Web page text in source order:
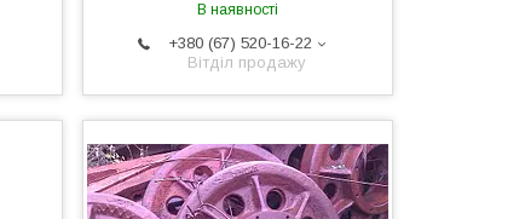
В наявності
+380 (67) 520-16-22
Вітділ продажу